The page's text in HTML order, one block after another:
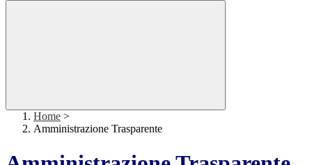
Home >
Amministrazione Trasparente